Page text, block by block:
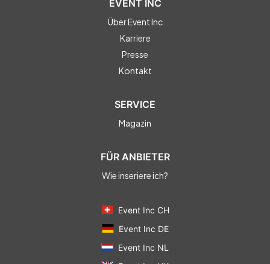
EVENT INC
Über Event Inc
Karriere
Presse
Kontakt
SERVICE
Magazin
FÜR ANBIETER
Wie inseriere ich?
Event Inc CH
Event Inc DE
Event Inc NL